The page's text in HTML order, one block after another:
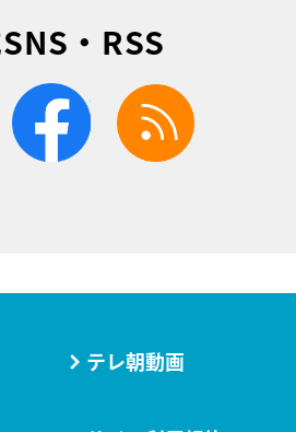
・RSS
twitter facebook
テレ朝動画